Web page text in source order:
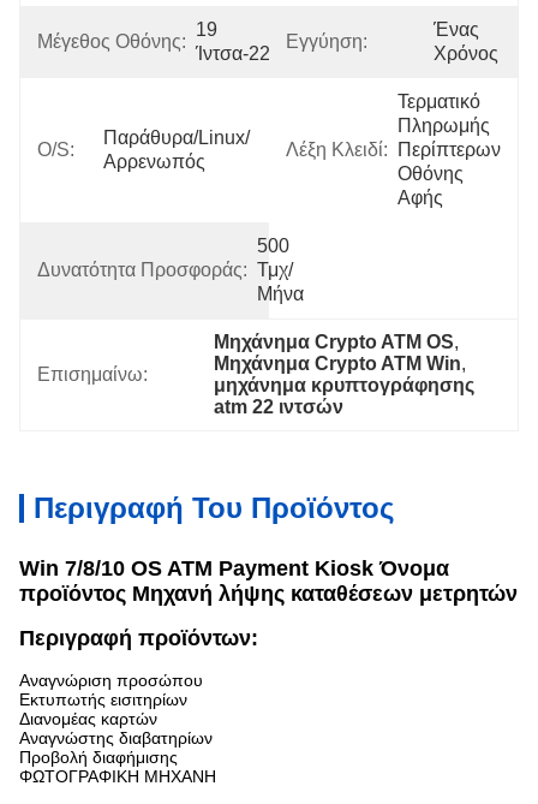
Μέγεθος Οθόνης:
19
Ίντσα-22inch
Εγγύηση:
Ένας
Χρόνος
O/S:
Παράθυρα/Linux/
Αρρενωπός
Λέξη Κλειδί:
Τερματικό
Πληρωμής
Περίπτερων
Οθόνης
Αφής
Δυνατότητα Προσφοράς:
500
Τμχ/
Μήνα
Επισημαίνω:
Μηχάνημα Crypto ATM OS,
Μηχάνημα Crypto ATM Win,
μηχάνημα κρυπτογράφησης
atm 22 ιντσών
Περιγραφή Του Προϊόντος
Win 7/8/10 OS ATM Payment Kiosk Όνομα
προϊόντος Μηχανή λήψης καταθέσεων μετρητών
Περιγραφή προϊόντων:
Αναγνώριση προσώπου
Εκτυπωτής εισιτηρίων
Διανομέας καρτών
Αναγνώστης διαβατηρίων
Προβολή διαφήμισης
ΦΩΤΟΓΡΑΦΙΚΗ ΜΗΧΑΝΗ